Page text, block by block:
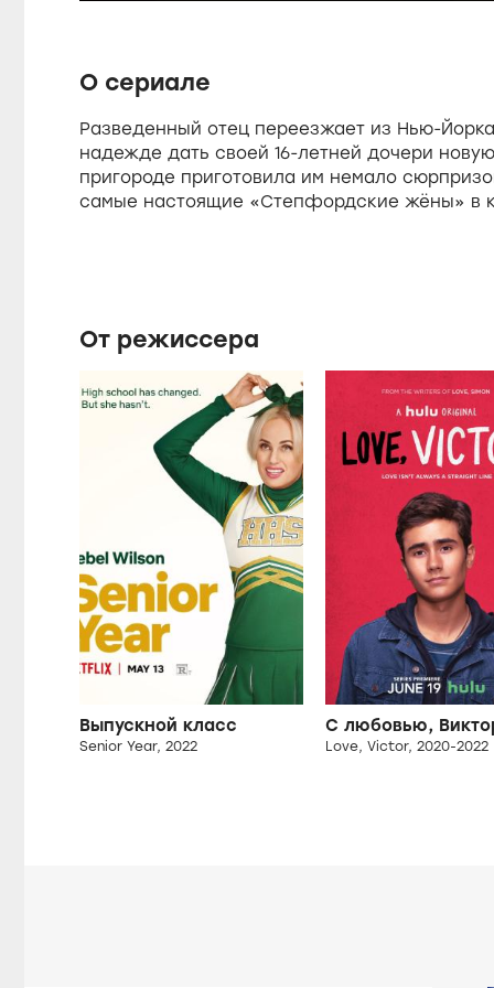
e
%
О сериале
Разведенный отец переезжает из Нью-
надежде дать своей 16-летней дочери
пригороде приготовила им немало
самые настоящие «Степфордские жёны» в
От режиссера
Выпускной класс
Senior Year, 2022
С любовью,
Love, Victor, 2020-2022